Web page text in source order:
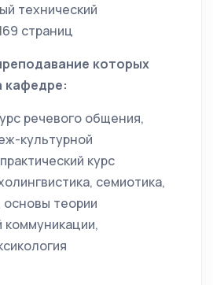
технический
страниц
которых
кафедре:
речевого общения,
культурной
курс
семиотика,
теории